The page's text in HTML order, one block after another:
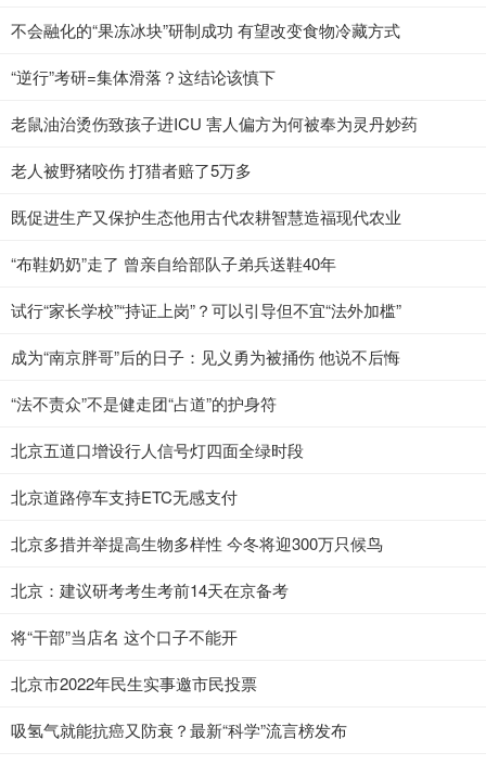
不会融化的“果冻冰块”研制成功 有望改变食物冷藏方式
“逆行”考研=集体滑落？这结论该慎下
老鼠油治烫伤致孩子进ICU 害人偏方为何被奉为灵丹妙药
老人被野猪咬伤 打猎者赔了5万多
既促进生产又保护生态他用古代农耕智慧造福现代农业
“布鞋奶奶”走了 曾亲自给部队子弟兵送鞋40年
试行“家长学校”“持证上岗”？可以引导但不宜“法外加槛”
成为“南京胖哥”后的日子：见义勇为被捅伤 他说不后悔
“法不责众”不是健走团“占道”的护身符
北京五道口增设行人信号灯四面全绿时段
北京道路停车支持ETC无感支付
北京多措并举提高生物多样性 今冬将迎300万只候鸟
北京：建议研考考生考前14天在京备考
将“干部”当店名 这个口子不能开
北京市2022年民生实事邀市民投票
吸氢气就能抗癌又防衰？最新“科学”流言榜发布